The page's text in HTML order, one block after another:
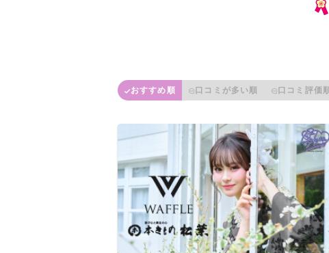
おすすめ順 口コミが多い順 口コミ評価